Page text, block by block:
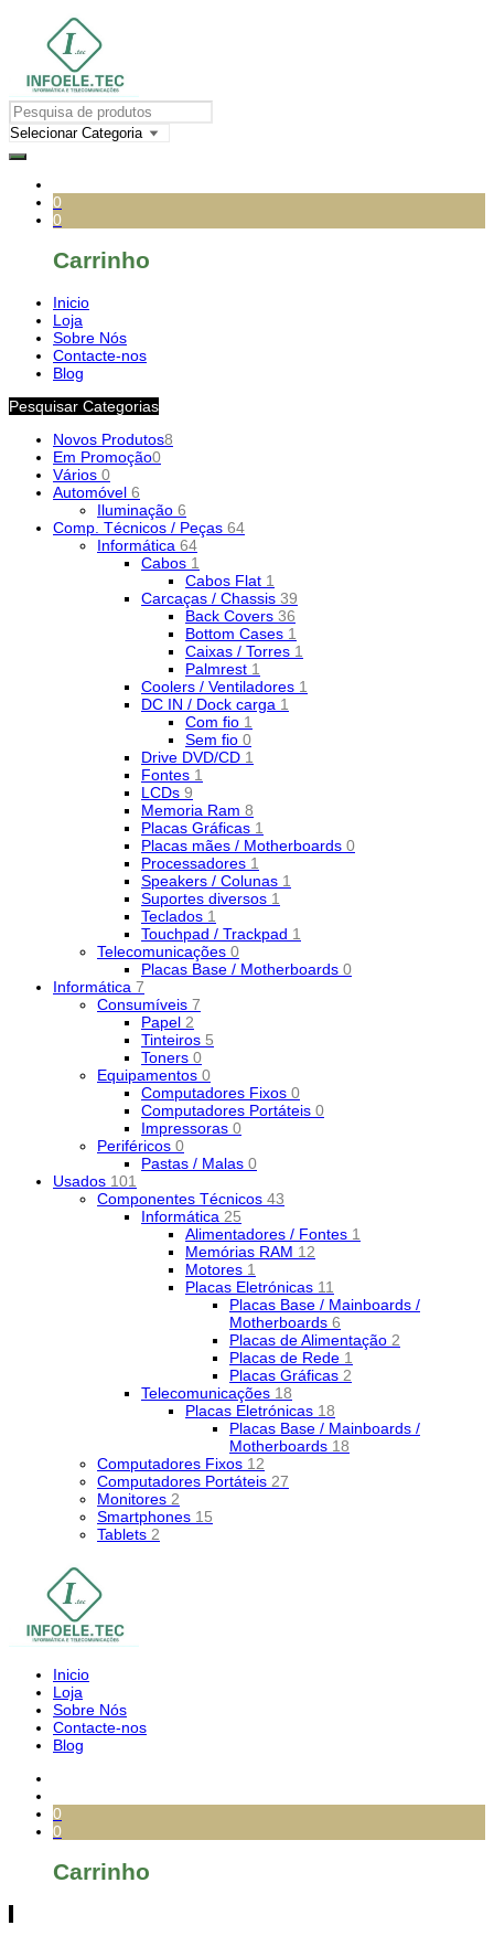
0
0
Carrinho
Inicio
Loja
Sobre Nós
Contacte-nos
Blog
Pesquisar Categorias
Novos Produtos8
Em Promoção0
Vários 0
Automóvel 6
Iluminação 6
Comp. Técnicos / Peças 64
Informática 64
Cabos 1
Cabos Flat 1
Carcaças / Chassis 39
Back Covers 36
Bottom Cases 1
Caixas / Torres 1
Palmrest 1
Coolers / Ventiladores 1
DC IN / Dock carga 1
Com fio 1
Sem fio 0
Drive DVD/CD 1
Fontes 1
LCDs 9
Memoria Ram 8
Placas Gráficas 1
Placas mães / Motherboards 0
Processadores 1
Speakers / Colunas 1
Suportes diversos 1
Teclados 1
Touchpad / Trackpad 1
Telecomunicações 0
Placas Base / Motherboards 0
Informática 7
Consumíveis 7
Papel 2
Tinteiros 5
Toners 0
Equipamentos 0
Computadores Fixos 0
Computadores Portáteis 0
Impressoras 0
Periféricos 0
Pastas / Malas 0
Usados 101
Componentes Técnicos 43
Informática 25
Alimentadores / Fontes 1
Memórias RAM 12
Motores 1
Placas Eletrónicas 11
Placas Base / Mainboards /
Motherboards 6
Placas de Alimentação 2
Placas de Rede 1
Placas Gráficas 2
Telecomunicações 18
Placas Eletrónicas 18
Placas Base / Mainboards /
Motherboards 18
Computadores Fixos 12
Computadores Portáteis 27
Monitores 2
Smartphones 15
Tablets 2
Inicio
Loja
Sobre Nós
Contacte-nos
Blog
0
0
Carrinho